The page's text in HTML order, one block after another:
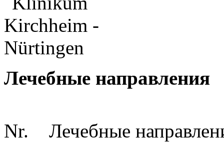
Лечебные направления
Nr.
Лечебные